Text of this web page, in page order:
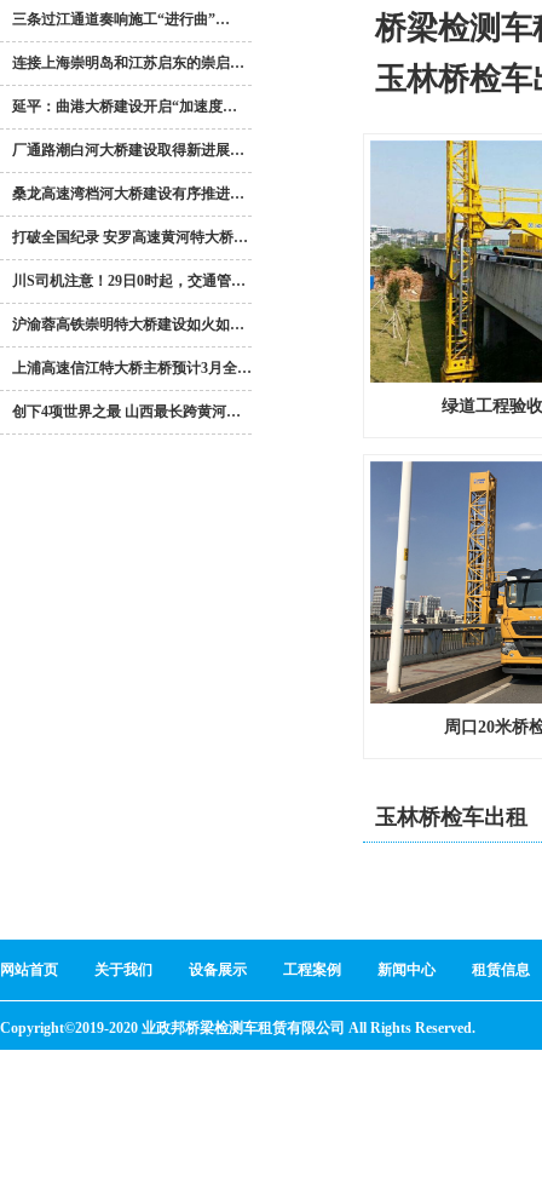
三条过江通道奏响施工“进行曲”…
连接上海崇明岛和江苏启东的崇启…
延平：曲港大桥建设开启“加速度…
厂通路潮白河大桥建设取得新进展…
桑龙高速湾档河大桥建设有序推进…
打破全国纪录 安罗高速黄河特大桥…
川S司机注意！29日0时起，交通管…
沪渝蓉高铁崇明特大桥建设如火如…
上浦高速信江特大桥主桥预计3月全…
创下4项世界之最 山西最长跨黄河…
桥梁检测车
玉林桥检车
绿道工程验
周口20米桥
玉林桥检车出租
网站首页 关于我们 设备展示 工程案例 新闻中心 租赁信息
Copyright©2019-2020 业政邦桥梁检测车租赁有限公司 All Rights Reserved.